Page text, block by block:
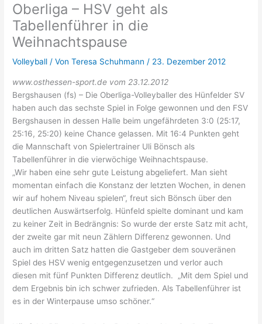
Oberliga – HSV geht als
Tabellenführer in die
Weihnachtspause
Volleyball / VonTeresa Schuhmann/ 23. Dezember 2012
www.osthessen-sport.de vom 23.12.2012
Bergshausen (fs) – Die Oberliga-Volleyballer des Hünfelder SV
haben auch das sechste Spiel in Folge gewonnen und den FSV
Bergshausen in dessen Halle beim ungefährdeten 3:0 (25:17,
25:16, 25:20) keine Chance gelassen. Mit 16:4 Punkten geht
die Mannschaft von Spielertrainer Uli Bönsch als
Tabellenführer in die vierwöchige Weihnachtspause.
„Wir haben eine sehr gute Leistung abgeliefert. Man sieht
momentan einfach die Konstanz der letzten Wochen, in denen
wir auf hohem Niveau spielen“, freut sich Bönsch über den
deutlichen Auswärtserfolg. Hünfeld spielte dominant und kam
zu keiner Zeit in Bedrängnis: So wurde der erste Satz mit acht,
der zweite gar mit neun Zählern Differenz gewonnen. Und
auch im dritten Satz hatten die Gastgeber dem souveränen
Spiel des HSV wenig entgegenzusetzen und verlor auch
diesen mit fünf Punkten Differenz deutlich. „Mit dem Spiel und
dem Ergebnis bin ich schwer zufrieden. Als Tabellenführer ist
es in der Winterpause umso schöner.“